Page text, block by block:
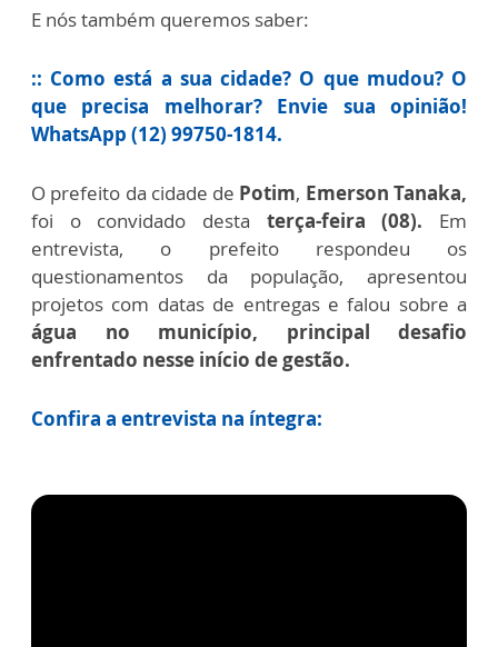
E nós também queremos saber:
:: Como está a sua cidade? O que mudou? O
que precisa melhorar? Envie sua opinião!
WhatsApp (12) 99750-1814.
O prefeito da cidade de Potim, Emerson Tanaka,
foi o convidado desta terça-feira (08). Em
entrevista, o prefeito respondeu os
questionamentos da população, apresentou
projetos com datas de entregas e falou sobre a
água no município, principal desafio
enfrentado nesse início de gestão.
Confira a entrevista na íntegra: